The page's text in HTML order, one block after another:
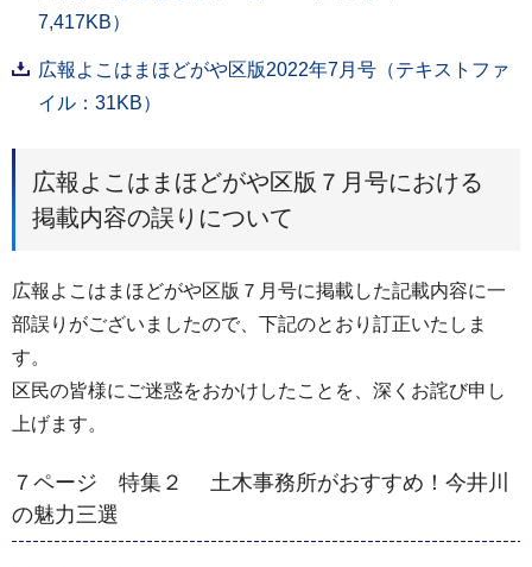
7,417KB）
広報よこはまほどがや区版2022年7月号（テキストファ
イル：31KB）
広報よこはまほどがや区版７月号における
掲載内容の誤りについて
広報よこはまほどがや区版７月号に掲載した記載内容に一
部誤りがございましたので、下記のとおり訂正いたしま
す。
区民の皆様にご迷惑をおかけしたことを、深くお詫び申し
上げます。
７ページ 特集２ 土木事務所がおすすめ！今井川
の魅力三選